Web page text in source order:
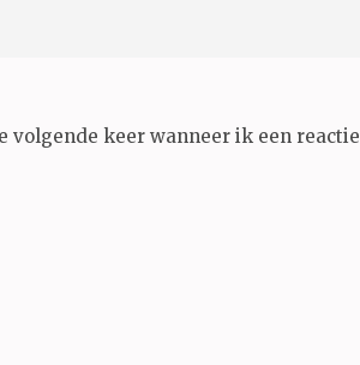
volgende keer wanneer ik een reactie